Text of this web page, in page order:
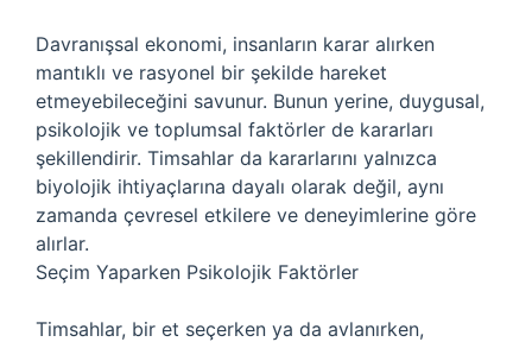
Davranışsal ekonomi, insanların karar alırken
mantıklı ve rasyonel bir şekilde hareket
etmeyebileceğini savunur. Bunun yerine, duygusal,
psikolojik ve toplumsal faktörler de kararları
şekillendirir. Timsahlar da kararlarını yalnızca
biyolojik ihtiyaçlarına dayalı olarak değil, aynı
zamanda çevresel etkilere ve deneyimlerine göre
alırlar.
Seçim Yaparken Psikolojik Faktörler
Timsahlar, bir et seçerken ya da avlanırken,